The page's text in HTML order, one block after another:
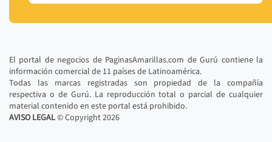
El portal de negocios de PaginasAmarillas.com de Gurú contiene la
información comercial de 11 países de Latinoamérica.
Todas las marcas registradas son propiedad de la compañía
respectiva o de Gurú. La reproducción total o parcial de cualquier
material contenido en este portal está prohibido.
AVISO LEGAL© Copyright2026